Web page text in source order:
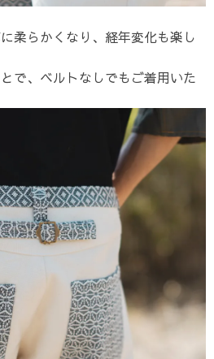
柔らかくなり、経年変化も楽し
で、ベルトなしでもご着用いた